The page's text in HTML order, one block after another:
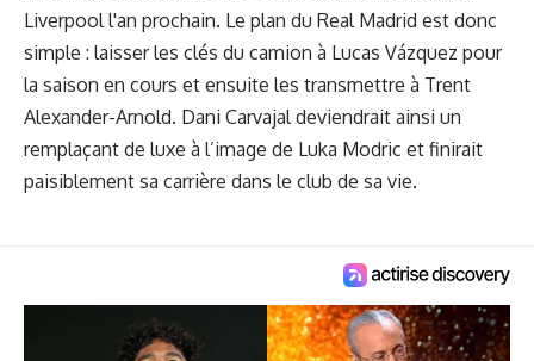
Liverpool l'an prochain. Le plan du Real Madrid est donc
simple : laisser les clés du camion à Lucas Vázquez pour
la saison en cours et ensuite les transmettre à Trent
Alexander-Arnold. Dani Carvajal deviendrait ainsi un
remplaçant de luxe à l’image de Luka Modric et finirait
paisiblement sa carrière dans le club de sa vie.